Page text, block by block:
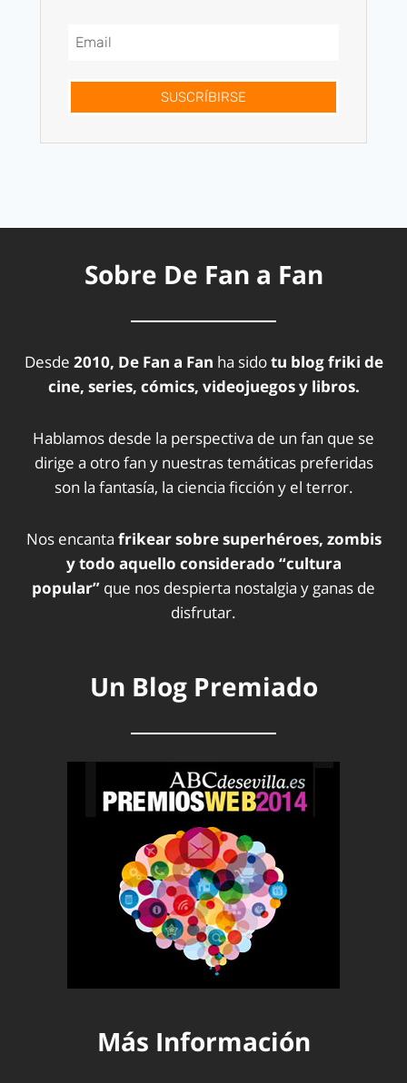
SUSCRÍBIRSE
Sobre De Fan a Fan
Desde 2010, De Fan a Fan ha sidotu blog friki de
cine, series, cómics, videojuegos y libros.
Hablamos desde la perspectiva de un fan que se
dirige a otro fan y nuestras temáticas preferidas
son la fantasía, la ciencia ficción y el terror.
Nos encanta frikear sobre superhéroes, zombis
y todo aquello considerado “cultura
popular” que nos despierta nostalgia y ganas de
disfrutar.
Un Blog Premiado
Más Información